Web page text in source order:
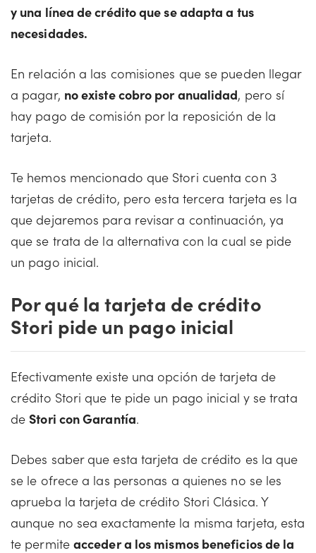
y una línea de crédito que se adapta a tus
necesidades.
En relación a las comisiones que se pueden llegar
a pagar, no existe cobro por anualidad, pero sí
hay pago de comisión por la reposición de la
tarjeta.
Te hemos mencionado que Stori cuenta con 3
tarjetas de crédito, pero esta tercera tarjeta es la
que dejaremos para revisar a continuación, ya
que se trata de la alternativa con la cual se pide
un pago inicial.
Por qué la tarjeta de crédito
Stori pide un pago inicial
Efectivamente existe una opción de tarjeta de
crédito Stori que te pide un pago inicial y se trata
de Stori con Garantía.
Debes saber que esta tarjeta de crédito es la que
se le ofrece a las personas a quienes no se les
aprueba la tarjeta de crédito Stori Clásica. Y
aunque no sea exactamente la misma tarjeta, esta
te permite acceder a los mismos beneficios de la